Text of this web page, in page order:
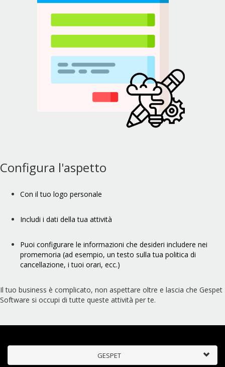
Configura l'aspetto
Con il tuo logo personale
Includi i dati della tua attività
Puoi configurare le informazioni che desideri includere nei
promemoria (ad esempio, un testo sulla tua politica di
cancellazione, i tuoi orari, ecc.)
Il tuo business è complicato, non aspettare oltre e lascia che Gespet
Software si occupi di tutte queste attività per te.
GESPET